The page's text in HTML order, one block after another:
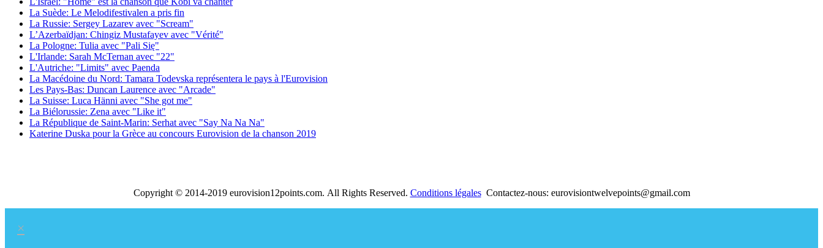
La Suède: Le Melodifestivalen a pris fin
La Russie: Sergey Lazarev avec "Scream"
L’Azerbaïdjan: Chingiz Mustafayev avec "Vérité"
La Pologne: Tulia avec "Pali Się"
L'Irlande: Sarah McTernan avec "22"
L'Autriche: "Limits" avec Paenda
La Macédoine du Nord: Tamara Todevska représentera le pays à l'Eurovision
Les Pays-Bas: Duncan Laurence avec "Arcade"
La Suisse: Luca Hänni avec "She got me"
La Biélorussie: Zena avec "Like it"
La République de Saint-Marin: Serhat avec "Say Na Na Na"
Katerine Duska pour la Grèce au concours Eurovision de la chanson 2019
Copyright © 2014-2019 eurovision12points.com. All Rights Reserved. Conditions légalesContactez-nous: eurovisiontwelvepoints@gmail.com
×